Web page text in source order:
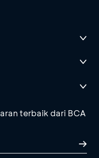
terbaik dari BCA